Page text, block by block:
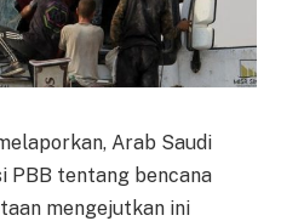
Arab Saudi
PBB tentang bencana
mengejutkan ini